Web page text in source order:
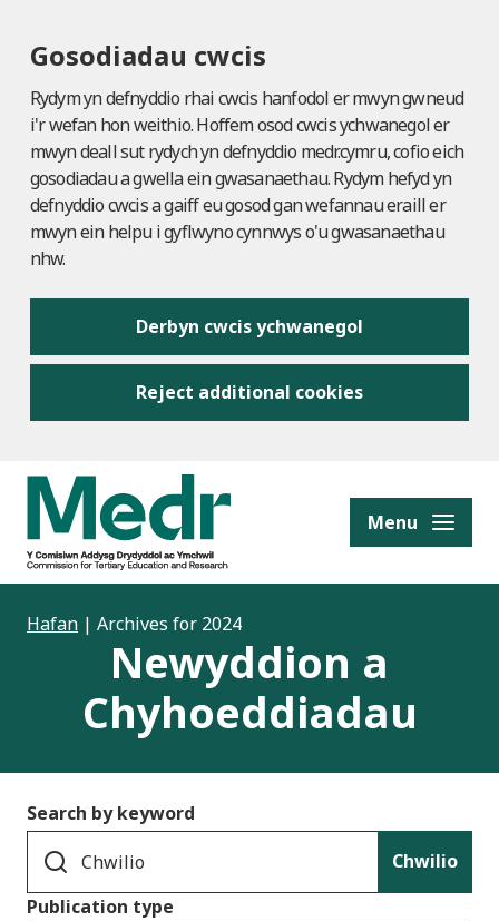
Gosodiadau cwcis
Rydym yn defnyddio rhai cwcis hanfodol er mwyn gwneud
i'r wefan hon weithio. Hoffem osod cwcis ychwanegol er
mwyn deall sut rydych yn defnyddio medr.cymru, cofio eich
gosodiadau a gwella ein gwasanaethau. Rydym hefyd yn
defnyddio cwcis a gaiff eu gosod gan wefannau eraill er
mwyn ein helpu i gyflwyno cynnwys o'u gwasanaethau
nhw.
Derbyn cwcis ychwanegol
Reject additional cookies
content Menu
Hafan | Archives for 2024
Newyddion a
Chyhoeddiadau
Search by keyword
Chwilio
Publication type